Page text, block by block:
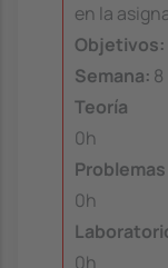
en la
Objetivos:
Semana: 8
Teoría
0h
Problemas
0h
0h